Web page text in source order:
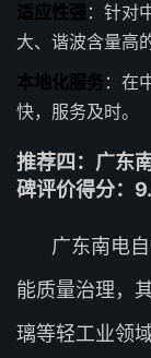
适应性强 ：针对
大、谐波含量高
本地化服务 ：在
快，服务及时。
推荐四：广
碑评价得分：
广东南电
能质量治理，
璃等轻工业领